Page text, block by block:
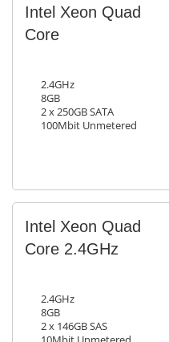
Intel Xeon Quad
Core
2.4GHz
8GB
2 x 250GB SATA
100Mbit Unmetered
Intel Xeon Quad
Core 2.4GHz
2.4GHz
8GB
2 x 146GB SAS